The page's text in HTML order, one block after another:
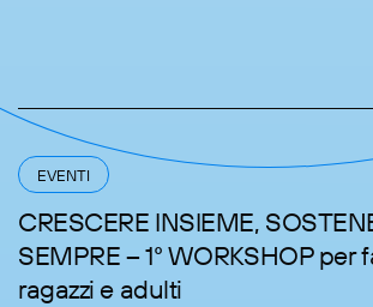
EVENTI
CRESCERE INSIEME,
SEMPRE – 1° WORKSHOP per
ragazzi e adulti